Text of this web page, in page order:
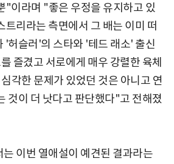
"이라며 "좋은 우정을 유지하고 있
트리라는 측면에서 그 배는 이미 떠
'허슬러'의 스타와 '테드 래소' 출신
즐겼고 서로에게 매우 강렬한 육체
각한 문제가 있었던 것은 아니고 연
것이 더 낫다고 판단했다"고 전해졌
이번 열애설이 예견된 결과라는